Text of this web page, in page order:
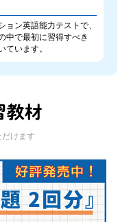
ョン英語能力テストで、
中で最初に習得すべき
ています。
けます